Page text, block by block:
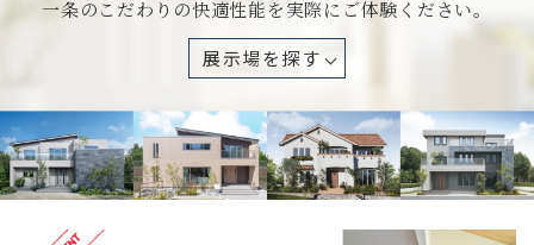
一条のこだわりの快適性能を実際にご体験ください。
展示場を探す